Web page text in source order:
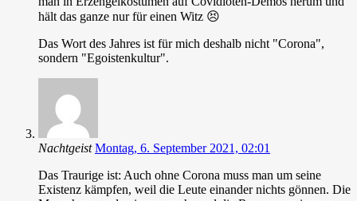
hält das ganze nur für einen Witz 😣
Das Wort des Jahres ist für mich deshalb nicht "Corona",
sondern "Egoistenkultur".
Nachtgeist Montag, 6. September 2021, 02:01
Das Traurige ist: Auch ohne Corona muss man um seine
Existenz kämpfen, weil die Leute einander nichts gönnen. Die